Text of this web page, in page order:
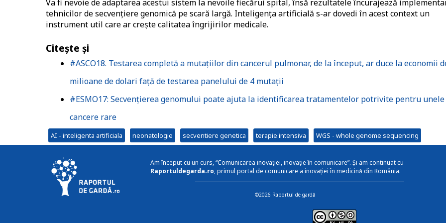
Va fi nevoie de adaptarea acestui sistem la nevoile fiecărui spital, însă rezultatele încurajează
tehnicilor de secvențiere genomică pe scară largă. Inteligența artificială s-ar dovedi în acest context un
instrument util care ar crește calitatea îngrijirilor medicale.
Citește și
#ASCO18. Testarea completă a mutațiilor din cancerul pulmonar, de la început, ar duce la economii
milioane de dolari față de testarea panelului de 4 mutații
#ESMO17: Secvențierea genomului poate ajuta la identificarea tratamentelor potrivite pentru unele
cancere rare
AI - inteligenta artificiala neonatologie secventiere genetica terapie intensiva WGS - whole genome sequencing
Am început cu un curs, “Comunicarea inovației, inovație în comunicare”. Și am continuat cu
Raportuldegarda.ro, primul portal de comunicare a inovației în medicină din România.
©2026 Raportul de gardă